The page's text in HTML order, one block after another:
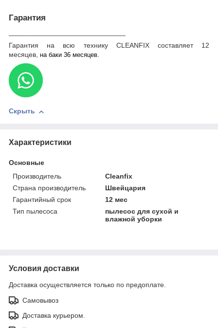
Гарантия
Гарантия на всю технику CLEANFIX составляет 12
месяцев, на баки 36 месяцев.
Скрыть
Характеристики
Основные
Производитель
Cleanfix
Страна производитель
Швейцария
Гарантийный срок
12 мес
Тип пылесоса
пылесос для сухой и
влажной уборки
Условия доставки
Доставка осуществляется только по предоплате.
Самовывоз
Доставка курьером.